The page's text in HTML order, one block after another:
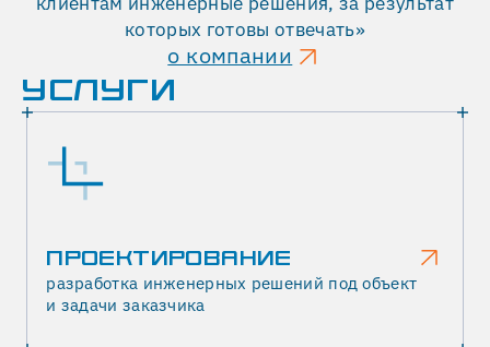
о компании
которых готовы отвечать»
УСЛУГИ
ПРОЕКТИРОВАНИЕ
разработка инженерных решений под объект
и задачи заказчика